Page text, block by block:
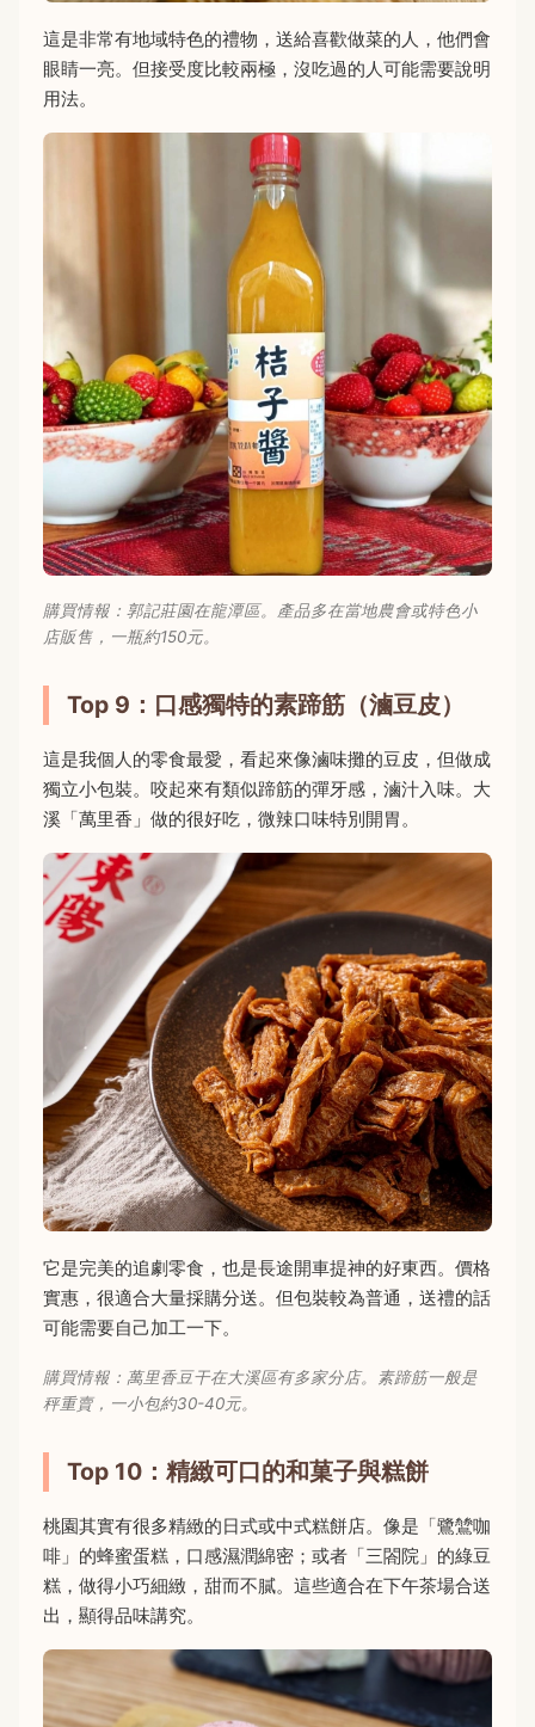
這是非常有地域特色的禮物，送給喜歡做菜的人，他們會
眼睛一亮。但接受度比較兩極，沒吃過的人可能需要說明
用法。
購買情報：郭記莊園在龍潭區。產品多在當地農會或特色小
店販售，一瓶約150元。
Top 9：口感獨特的素蹄筋（滷豆皮）
這是我個人的零食最愛，看起來像滷味攤的豆皮，但做成
獨立小包裝。咬起來有類似蹄筋的彈牙感，滷汁入味。大
溪「萬里香」做的很好吃，微辣口味特別開胃。
它是完美的追劇零食，也是長途開車提神的好東西。價格
實惠，很適合大量採購分送。但包裝較為普通，送禮的話
可能需要自己加工一下。
購買情報：萬里香豆干在大溪區有多家分店。素蹄筋一般是
秤重賣，一小包約30-40元。
Top 10：精緻可口的和菓子與糕餅
桃園其實有很多精緻的日式或中式糕餅店。像是「鷺鷥咖
啡」的蜂蜜蛋糕，口感濕潤綿密；或者「三閤院」的綠豆
糕，做得小巧細緻，甜而不膩。這些適合在下午茶場合送
出，顯得品味講究。